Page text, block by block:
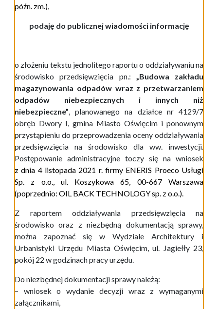
późn. zm.),
podaję do publicznej wiadomości informację
o złożeniu tekstu jednolitego raportu o oddziaływaniu na
środowisko przedsięwzięcia pn.: „Budowa zakładu
magazynowania odpadów wraz z przetwarzaniem
odpadów niebezpiecznych i innych niż
niebezpieczne”, planowanego na działce nr 4129/7
obręb Dwory I, gmina Miasto Oświęcim i ponownym
przystąpieniu do przeprowadzenia oceny oddziaływania
przedsięwzięcia na środowisko dla ww. inwestycji.
Postępowanie administracyjne toczy się na wniosek
z dnia 4 listopada 2021 r. firmy ENERIS Proeco Usługi
Sp. z o.o., ul. Koszykowa 65, 00-667 Warszawa
(poprzednio: OIL BACK TECHNOLOGY sp. z o.o.).
Z raportem oddziaływania przedsięwzięcia na
środowisko oraz z niezbędną dokumentacją sprawy,
można zapoznać się w Wydziale Architektury i
Urbanistyki Urzędu Miasta Oświęcim, ul. Jagiełły 23,
pokój 22 w godzinach pracy urzędu.
Do niezbędnej dokumentacji sprawy należą:
– wniosek o wydanie decyzji wraz z wymaganymi
załącznikami,